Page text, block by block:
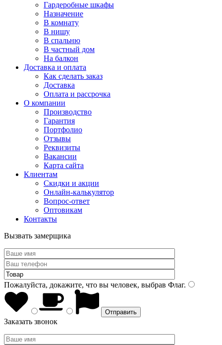
Гардеробные шкафы
Назначение
В комнату
В нишу
В спальню
В частный дом
На балкон
Доставка и оплата
Как сделать заказ
Доставка
Оплата и рассрочка
О компании
Производство
Гарантия
Портфолио
Отзывы
Реквизиты
Вакансии
Карта сайта
Клиентам
Скидки и акции
Онлайн-калькулятор
Вопрос-ответ
Оптовикам
Контакты
Вызвать замерщика
Пожалуйста, докажите, что вы человек, выбрав Флаг.
Заказать звонок